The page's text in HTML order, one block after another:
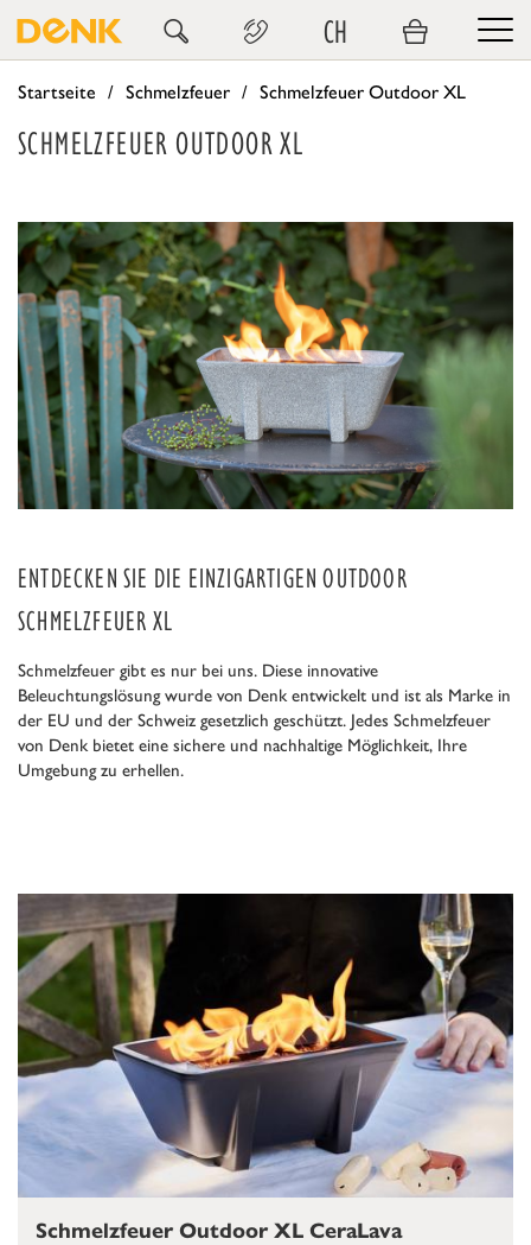
CH
Startseite Schmelzfeuer Schmelzfeuer Outdoor XL
SCHMELZFEUER OUTDOOR XL
ENTDECKEN SIE DIE EINZIGARTIGEN OUTDOOR
SCHMELZFEUER XL
Schmelzfeuer gibt es nur bei uns. Diese innovative
Beleuchtungslösung wurde von Denk entwickelt und ist als Marke in
der EU und der Schweiz gesetzlich geschützt. Jedes Schmelzfeuer
von Denk bietet eine sichere und nachhaltige Möglichkeit, Ihre
Umgebung zu erhellen.
Schmelzfeuer Outdoor XL CeraLava